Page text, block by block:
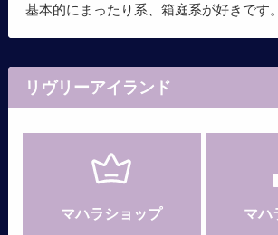
基本的にまったり系、箱庭系が好きです。
リヴリーアイランド
マハラショップ マハ